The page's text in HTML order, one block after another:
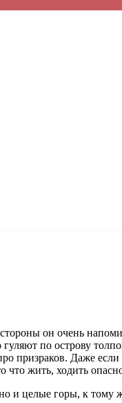
он очень
по острову
Даже если
что жить, ходить
и целые горы, к